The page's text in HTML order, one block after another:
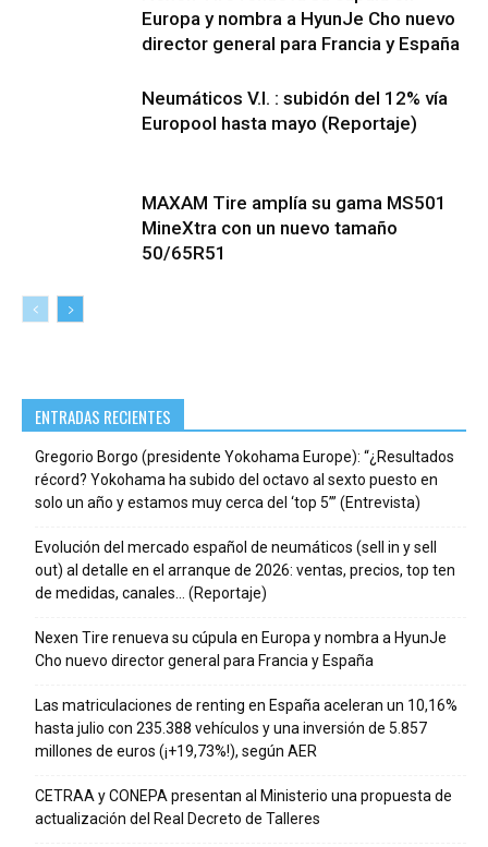
Europa y nombra a HyunJe Cho nuevo
director general para Francia y España
Neumáticos V.I. : subidón del 12% vía
Europool hasta mayo (Reportaje)
MAXAM Tire amplía su gama MS501
MineXtra con un nuevo tamaño
50/65R51
ENTRADAS RECIENTES
Gregorio Borgo (presidente Yokohama Europe): “¿Resultados
récord? Yokohama ha subido del octavo al sexto puesto en
solo un año y estamos muy cerca del ‘top 5’” (Entrevista)
Evolución del mercado español de neumáticos (sell in y sell
out) al detalle en el arranque de 2026: ventas, precios, top ten
de medidas, canales… (Reportaje)
Nexen Tire renueva su cúpula en Europa y nombra a HyunJe
Cho nuevo director general para Francia y España
Las matriculaciones de renting en España aceleran un 10,16%
hasta julio con 235.388 vehículos y una inversión de 5.857
millones de euros (¡+19,73%!), según AER
CETRAA y CONEPA presentan al Ministerio una propuesta de
actualización del Real Decreto de Talleres